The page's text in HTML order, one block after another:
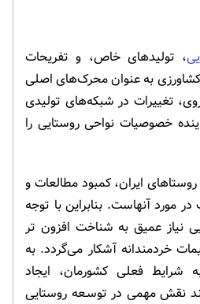
، تولیدهای خاص، و تفریحات
کشاورزی به عنوان محرک‌های اصلی
تغییرات در شبکه‌های تولیدی
خصوصیات نواحی روستایی را
ایران، کمبود مطالعات و
آنهاست. بنابراین با توجه
نیاز عمیق به شناخت افزون تر
خردمندانه آشکار می‌گردد. به
شرایط فعلی کشورمان، ایجاد
نقش مهمی در توسـعه روستایی